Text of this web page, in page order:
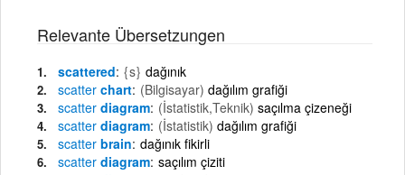
Relevante Übersetzungen
scattered {s} dağınık
scatter chart (Bilgisayar) dağılım grafiği
scatter diagram (İstatistik,Teknik) saçılma çizeneği
scatter diagram (İstatistik) dağılım grafiği
scatter brain dağınık fikirli
scatter diagram saçılım çiziti